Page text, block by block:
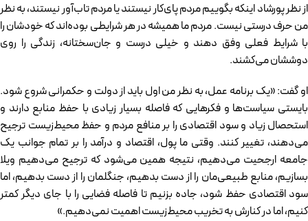
از نظر پورشاد اینکه بگوییم مردم پای‌کار نیستند یا مردم تاب‌آور نیستند، به نظر
من حرف درستی نیست. مردم ما همیشه در هر شرایطی بوده‌اند که خودشان را
با شرایط فعلی وفق دهند و خیلی درست و جان‌سختانه، زندگی را روی
دوششان می‌کشند.
او گفت: «یک برنامه عمل، به نظر من اول باید از دولت و حکمرانی شروع شود.
بایستی سیاست‌ها و فکرهایی که فاصله بسیار زیادی با حفظ منابع دارند و
استحصال زیاد و سود اقتصادی را بر منافع مردم و حفظ محیط‌زیست ترجیح
می‌دهند، تغییر کنند. وقتی ما پول، اقتصاد و درآمد را بر تمام جوانب یک
جامعه ارجحیت می‌دهیم، نتیجه همین می‌شود که ترجیح می‌دهیم ویلا
بسازیم، منابع طبیعی‌مان را از دست بدهیم، جنگلمان را از دست بدهیم، اما
سود اقتصادی حفظ شود، جاده بزنیم تا فاصله فضایی را با جای دیگر کمتر
کنیم، اما در کنارش به تخریب محیط‌زیست اهمیت نمی‌دهیم.»